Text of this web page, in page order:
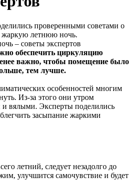
проверенными советами о
жаркую летнюю ночь.
обеспечить циркуляцию
важно, чтобы помещение было
тем лучше.
особенностей многим
Из-за этого они утром
вялыми. Эксперты поделились
засыпание жаркими
летний, следует незадолго до
улучшится самочувствие и будет